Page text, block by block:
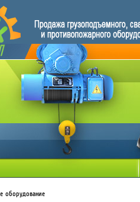
оборудование